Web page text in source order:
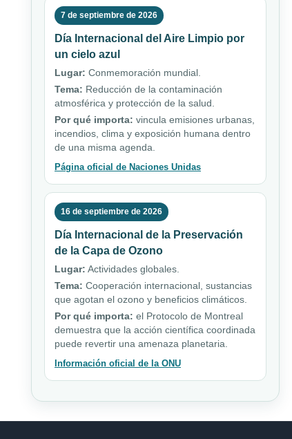
7 de septiembre de 2026
Día Internacional del Aire Limpio por
un cielo azul
Lugar: Conmemoración mundial.
Tema: Reducción de la contaminación
atmosférica y protección de la salud.
Por qué importa: vincula emisiones urbanas,
incendios, clima y exposición humana dentro
de una misma agenda.
Página oficial de Naciones Unidas
16 de septiembre de 2026
Día Internacional de la Preservación
de la Capa de Ozono
Lugar: Actividades globales.
Tema: Cooperación internacional, sustancias
que agotan el ozono y beneficios climáticos.
Por qué importa: el Protocolo de Montreal
demuestra que la acción científica coordinada
puede revertir una amenaza planetaria.
Información oficial de la ONU